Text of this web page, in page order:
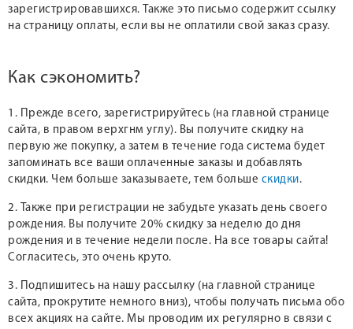
зарегистрировавшихся. Также это письмо содержит ссылку
на страницу оплаты, если вы не оплатили свой заказ сразу.
Как сэкономить?
1. Прежде всего, зарегистрируйтесь (на главной странице
сайта, в правом верхгнм углу). Вы получите скидку на
первую же покупку, а затем в течение года система будет
запоминать все ваши оплаченные заказы и добавлять
скидки. Чем больше заказываете, тем больше скидки.
2. Также при регистрации не забудьте указать день своего
рождения. Вы получите 20% скидку за неделю до дня
рождения и в течение недели после. На все товары сайта!
Согласитесь, это очень круто.
3. Подпишитесь на нашу рассылку (на главной странице
сайта, прокрутите немного вниз), чтобы получать письма обо
всех акциях на сайте. Мы проводим их регулярно в связи с